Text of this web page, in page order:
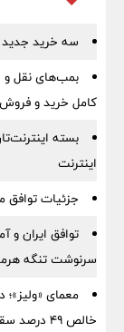
سه خرید
بمب‌های نقل و
کامل خرید و
بسته
اینترنت
جزئیات توافق
توافق ایران و
سرنوشت تنگه
خالص ۴۹ درصد سقوط کرد